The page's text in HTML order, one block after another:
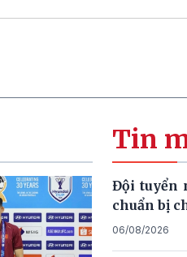
Tin
Đội tuyển
chuẩn bị
06/08/2026